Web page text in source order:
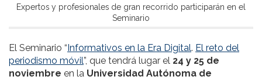
Expertos y profesionales de gran recorrido participarán en el
Seminario
El Seminario “Informativos en la Era Digital. El reto del
periodismo móvil”, que tendrá lugar el 24 y 25 de
noviembre en la Universidad Autónoma de